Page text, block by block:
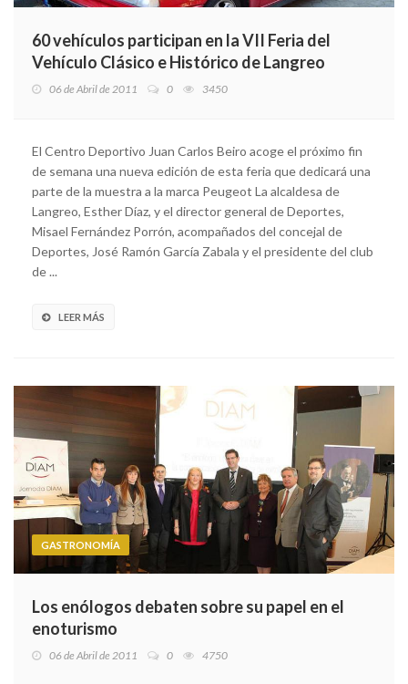
60 vehículos participan en la VII Feria del
Vehículo Clásico e Histórico de Langreo
06 de Abril de 2011 0 3450
El Centro Deportivo Juan Carlos Beiro acoge el próximo fin
de semana una nueva edición de esta feria que dedicará una
parte de la muestra a la marca Peugeot La alcaldesa de
Langreo, Esther Díaz, y el director general de Deportes,
Misael Fernández Porrón, acompañados del concejal de
Deportes, José Ramón García Zabala y el presidente del club
de ...
LEER MÁS
GASTRONOMÍA
Los enólogos debaten sobre su papel en el
enoturismo
06 de Abril de 2011 0 4750